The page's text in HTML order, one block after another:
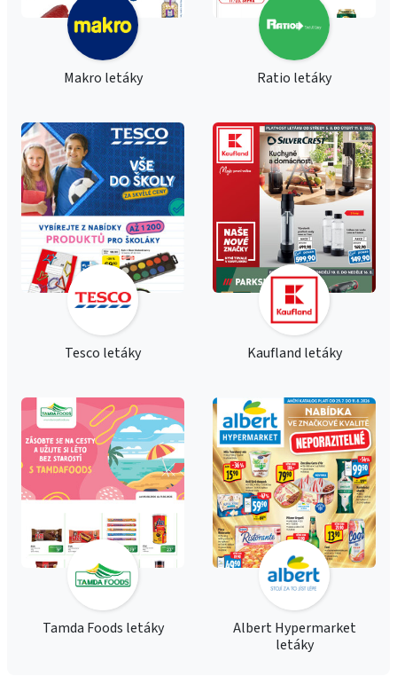
Makro letáky Ratio letáky
Tesco letáky Kaufland letáky
Tamda Foods letáky
Albert Hypermarket
letáky